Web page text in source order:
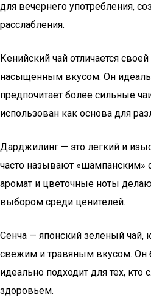
для вечернего употребления,
расслабления.
Кенийский чай отличается
насыщенным вкусом. Он
предпочитает более сильные
использован как основа для
Дарджилинг — это легкий и
часто называют «шампанским»
аромат и цветочные ноты
выбором среди ценителей.
Сенча — японский зеленый чай,
свежим и травяным вкусом. Он
идеально подходит для тех, кто
здоровьем.